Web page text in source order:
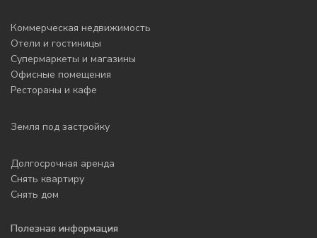
Коммерческая недвижимость
Отели и гостиницы
Супермаркеты и магазины
Офисные помещения
Рестораны и кафе
Земля под застройку
Долгосрочная аренда
Снять квартиру
Снять дом
Полезная информация